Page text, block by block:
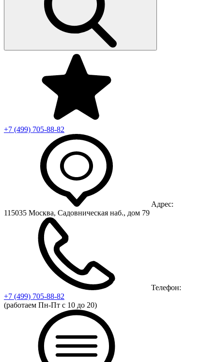
+7 (499) 705-88-82
Адрес:
115035 Москва, Садовническая наб., дом 79
Телефон:
+7 (499) 705-88-82
(работаем Пн-Пт с 10 до 20)